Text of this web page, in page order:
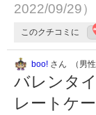
2022/09/29）
このクチコミに
boo! さん （男性
バレンタ
レートケ